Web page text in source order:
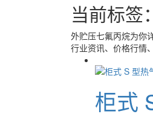
当前标签：
外贮压七氟丙烷为你
行业资讯、价格行情
柜式